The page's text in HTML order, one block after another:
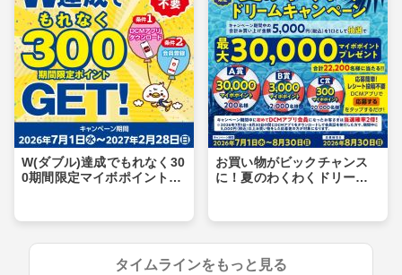
W(ダブル)達成でもれなく30
0期間限定マイボポイントG
お買い物がビックチャンス
に！夏のわくわくドリーム
タイムラインをもっと見る